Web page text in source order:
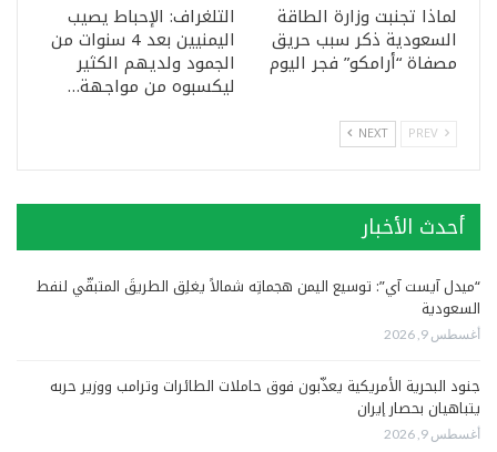
لماذا تجنبت وزارة الطاقة
السعودية ذكر سبب حريق
مصفاة “أرامكو” فجر اليوم
التلغراف: الإحباط يصيب
اليمنيين بعد 4 سنوات من
الجمود ولديهم الكثير
ليكسبوه من مواجهة…
NEXT
أحدث الأخبار
“ميدل آيست آي”: توسيع اليمن هجماتِه شمالاً يغلِق الطريقَ المتبقّي لنفط
السعودية
أغسطس 9, 2026
جنود البحرية الأمريكية يعذّبون فوق حاملات الطائرات وترامب ووزير حربه
يتباهيان بحصار إيران
أغسطس 9, 2026